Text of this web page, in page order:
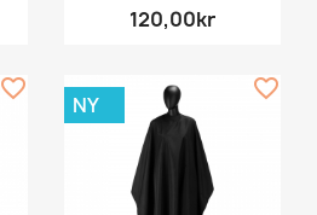
120,00kr
favorite_border
NY
favorite_border